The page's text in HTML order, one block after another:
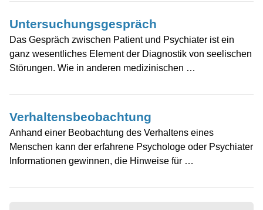
Untersuchungsgespräch
Das Gespräch zwischen Patient und Psychiater ist ein
ganz wesentliches Element der Diagnostik von seelischen
Störungen. Wie in anderen medizinischen …
Verhaltensbeobachtung
Anhand einer Beobachtung des Verhaltens eines
Menschen kann der erfahrene Psychologe oder Psychiater
Informationen gewinnen, die Hinweise für …